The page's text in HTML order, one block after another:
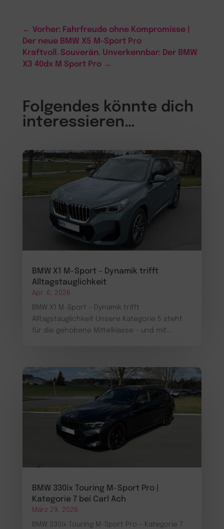
← Vorher: Fahrfreude ohne Kompromisse |
Der neue BMW X5 M-Sport Pro
Kraftvoll. Souverän. Unverkennbar: Der BMW
X3 40dx M Sport Pro→
Folgendes könnte dich
interessieren…
BMW X1 M-Sport – Dynamik trifft
Alltagstauglichkeit
Apr. 6, 2026
BMW X1 M-Sport – Dynamik trifft
Alltagstauglichkeit Unsere Kategorie 5 steht
für die gehobene Mittelklasse – und mit...
BMW 330ix Touring M-Sport Pro |
Kategorie 7 bei Carl Ach
März 29, 2026
BMW 330ix Touring M-Sport Pro – Kategorie 7